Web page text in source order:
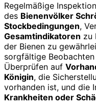
Regelmäßige
des Bienenvölker
Stockbedingungen,
Gesamtindikatoren zu
der Bienen zu
sorgfältige
Überprüfen auf
Königin, die
vorhanden ist, und die
Krankheiten oder